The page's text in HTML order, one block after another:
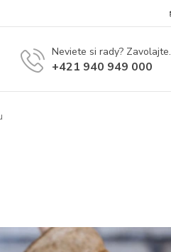
Neviete si rady? Zavolajte.
+421 940 949 000